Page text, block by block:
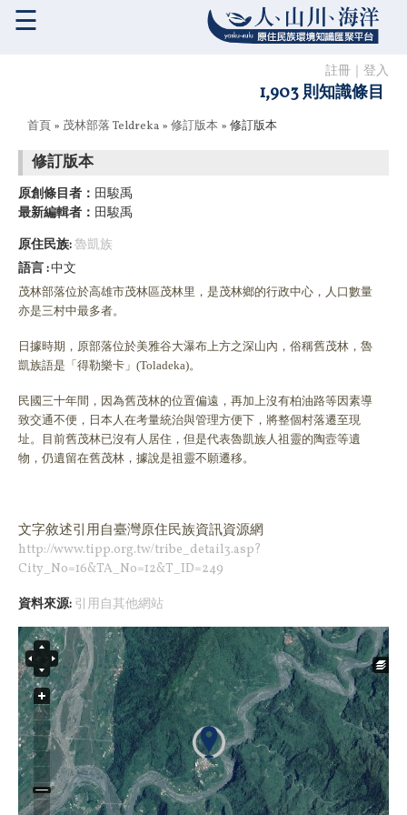
註冊 登入
1,903 則知識條目
☰
您在這裡
首頁 » 茂林部落 Teldreka » 修訂版本 » 修訂版本
修訂版本
原創條目者： 田駿禹
最新編輯者： 田駿禹
原住民族:魯凱族
語言 中文
茂林部落位於高雄市茂林區茂林里， 是茂林鄉的行政中心，人口數量
亦是三村中最多者。
日據時期，原部落位於美雅谷大瀑布上方之深山內，俗稱舊茂林，魯
凱族語是「得勒樂卡」(Toladeka)。
民國三十年間，因為舊茂林的位置偏遠，再加上沒有柏油路等因素導
致交通不便，日本人在考量統治與管理方便下，將整個村落遷至現
址。目前舊茂林已沒有人居住，但是代表魯凱族人祖靈的陶壼等遺
物，仍遺留在舊茂林，據說是祖靈不願遷移。
文字敘述引用 自臺灣原住民族資訊資源網
http://www.tipp.org.tw/tribe_detail3.asp?
City_No=16&TA_No=12&T_ID=249
資料來源: 引用自其他網站